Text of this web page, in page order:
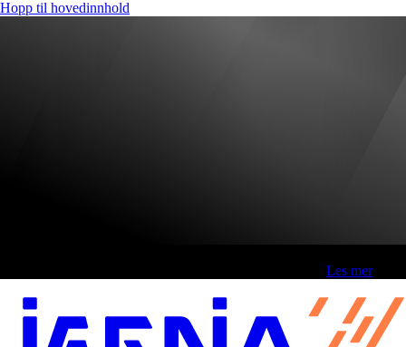
Hopp til hovedinnhold
Les mer